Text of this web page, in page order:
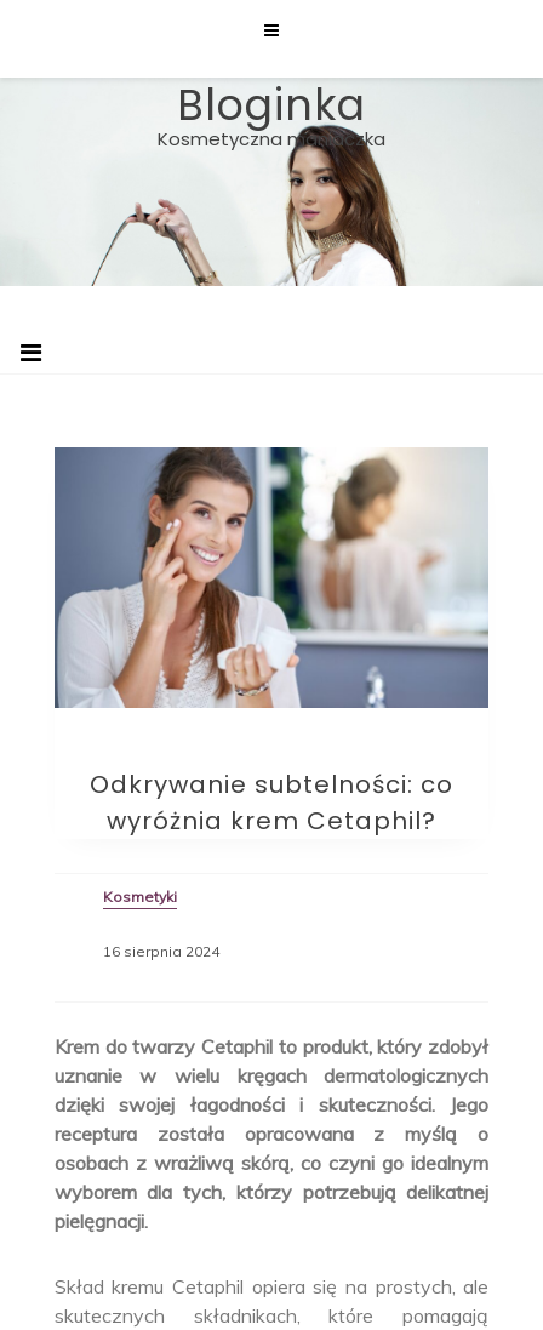
content
Bloginka
Kosmetyczna maniaczka
Odkrywanie subtelności: co
wyróżnia krem Cetaphil?
Kosmetyki
16 sierpnia 2024
Krem do twarzy Cetaphil to produkt, który zdobył
uznanie w wielu kręgach dermatologicznych
dzięki swojej łagodności i skuteczności. Jego
receptura została opracowana z myślą o
osobach z wrażliwą skórą, co czyni go idealnym
wyborem dla tych, którzy potrzebują delikatnej
pielęgnacji.
Skład kremu Cetaphil opiera się na prostych, ale
skutecznych składnikach, które pomagają